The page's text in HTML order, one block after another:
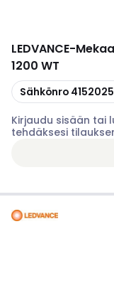
LEDVANCE-
1200 WT
Kopioi
Sähkönro 4152025
Kirjaudu sisään tai
tehdäksesi